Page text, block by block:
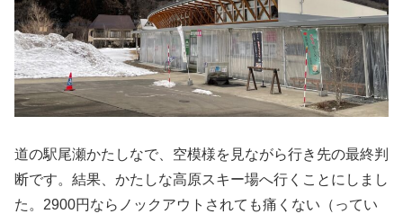
道の駅尾瀬かたしなで、空模様を見ながら行き先の最終判
断です。結果、かたしな高原スキー場へ行くことにしまし
た。2900円ならノックアウトされても痛くない（ってい